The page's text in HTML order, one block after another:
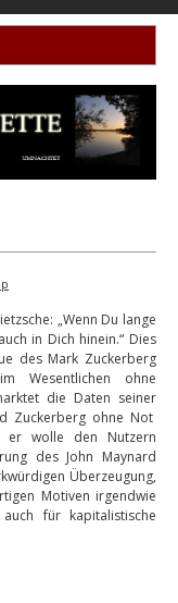
„Wenn Du lange
in Dich hinein.“ Dies
des Mark Zuckerberg
Wesentlichen ohne
die Daten seiner
Zuckerberg ohne Not
er wolle den Nutzern
des John Maynard
Überzeugung,
Motiven irgendwie
für kapitalistische